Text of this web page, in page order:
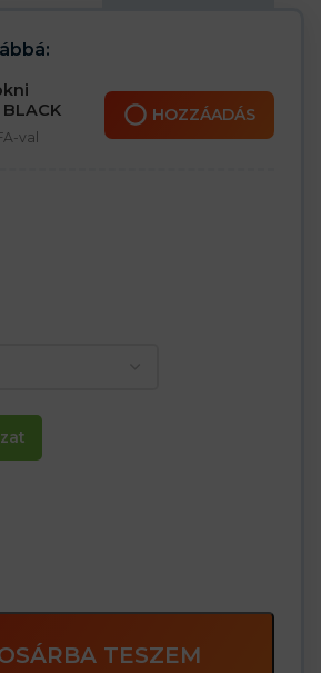
val
HOZZÁADÁS
TESZEM